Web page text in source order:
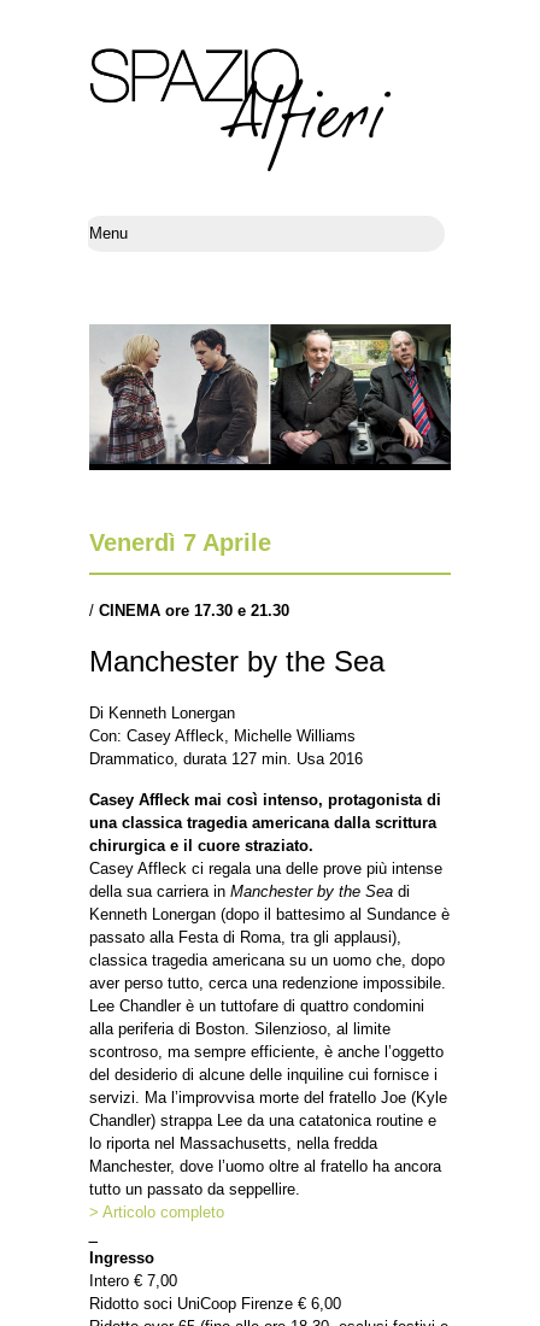
Venerdì 7 Aprile
/ CINEMA ore 17.30 e 21.30
Manchester by the Sea
Di Kenneth Lonergan
Con: Casey Affleck, Michelle Williams
Drammatico, durata 127 min. Usa 2016
Casey Affleck mai così intenso, protagonista di
una classica tragedia americana dalla scrittura
chirurgica e il cuore straziato.
Casey Affleck ci regala una delle prove più intense
della sua carriera in Manchester by the Sea di
Kenneth Lonergan (dopo il battesimo al Sundance è
passato alla Festa di Roma, tra gli applausi),
classica tragedia americana su un uomo che, dopo
aver perso tutto, cerca una redenzione impossibile.
Lee Chandler è un tuttofare di quattro condomini
alla periferia di Boston. Silenzioso, al limite
scontroso, ma sempre efficiente, è anche l’oggetto
del desiderio di alcune delle inquiline cui fornisce i
servizi. Ma l’improvvisa morte del fratello Joe (Kyle
Chandler) strappa Lee da una catatonica routine e
lo riporta nel Massachusetts, nella fredda
Manchester, dove l’uomo oltre al fratello ha ancora
tutto un passato da seppellire.
> Articolo completo
Ingresso
Intero € 7,00
Ridotto soci UniCoop Firenze € 6,00